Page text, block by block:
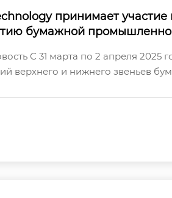
принимает
бумажной
С 31 марта по 2 апреля 2025
верхнего и нижнего звеньев